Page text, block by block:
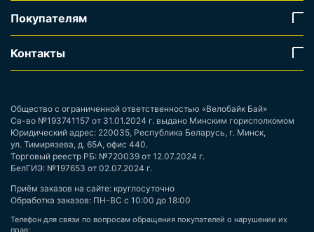
Покупателям
Контакты
Общество с ограниченной ответственностью «Велобайк Бай»
Св-во №193741157 от 31.01.2024 г. выдано Минским горисполкомом
Юридический адрес: 220035, Республика Беларусь, г. Минск,
ул. Тимирязева, д. 65А, офис 440.
Торговый реестр РБ: №720039 от 12.07.2024 г.
БелГИЭ: №197653 от 02.07.2024 г.
Приём заказов на сайте: круглосуточно
Обработка заказов: ПН-ВС с 10:00 до 18:00
Телефон для связи по вопросам обращения покупателей о нарушении их
прав: